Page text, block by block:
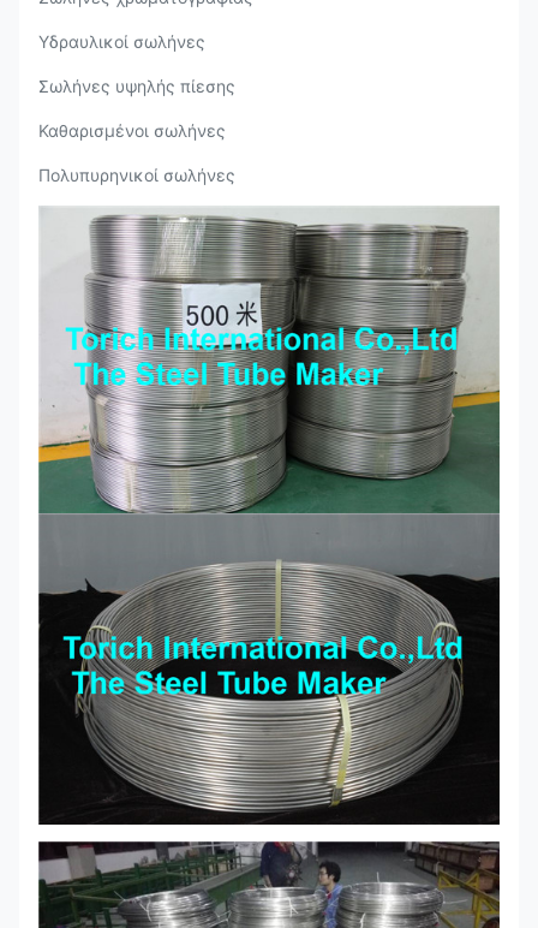
Υδραυλικοί σωλήνες
Σωλήνες υψηλής πίεσης
Καθαρισμένοι σωλήνες
Πολυπυρηνικοί σωλήνες